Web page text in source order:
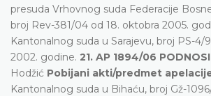
presuda Vrhovnog suda Federacije
broj Rev-381/04 od 18. oktobra 2005.
Kantonalnog suda u Sarajevu, broj PS-4/
2002. godine. 21. AP 1894/06
Hodžić Pobijani akti/predmet
Kantonalnog suda u Bihaću, broj Gž-